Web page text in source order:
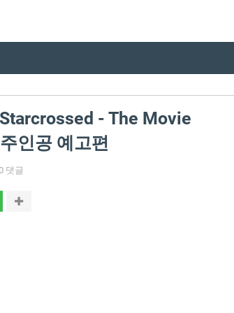
- The Movie
인공 예고편
0 댓글